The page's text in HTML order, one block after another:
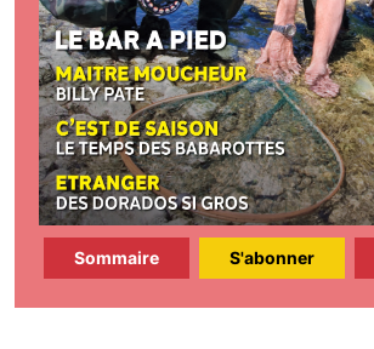
Sommaire S'abonner